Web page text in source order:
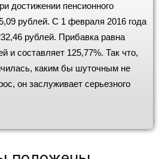
достижении пенсионного
рублей. С 1 февраля 2016 года
рублей. Прибавка равна
и составляет 125,77%. Так что,
каким бы шуточным не
он заслуживает серьезного